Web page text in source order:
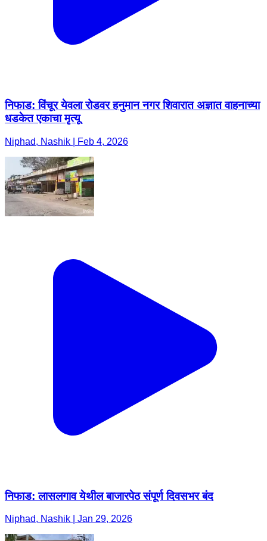
निफाड: विंचूर येवला रोडवर हनुमान नगर शिवारात अज्ञात वाहनाच्या
धडकेत एकाचा मृत्यू
Niphad, Nashik | Feb 4, 2026
निफाड: लासलगाव येथील बाजारपेठ संपूर्ण दिवसभर बंद
Niphad, Nashik | Jan 29, 2026